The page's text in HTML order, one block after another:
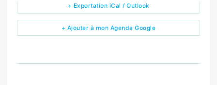
+ Ajouter à mon Agenda Google
+ Exportation iCal / Outlook